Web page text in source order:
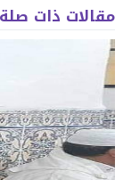
مقالات ذات صلة